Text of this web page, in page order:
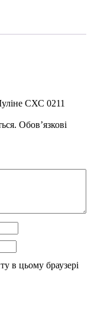
СХС 0211
Обов’язкові
в цьому браузері